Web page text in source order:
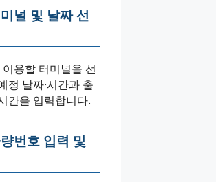
널 및 날짜 선
용할 터미널을 선
정 날짜·시간과 출
간을 입력합니다.
번호 입력 및